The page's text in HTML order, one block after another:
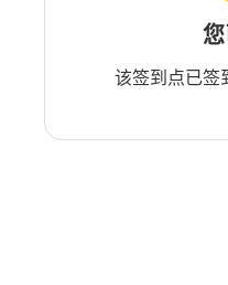
该签到点已签